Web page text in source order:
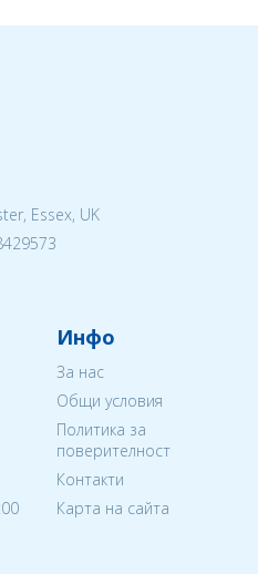
Essex, UK
Инфо
За нас
Общи условия
Политика за
поверителност
Контакти
Карта на сайта